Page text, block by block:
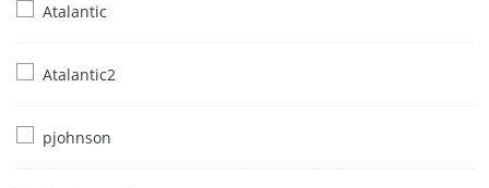
Atalantic
Atalantic2
pjohnson